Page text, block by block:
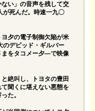
ない」の音声を残して交
が死んだ。時速一九〇
夕の電子制御欠陥が米
のデビッド・ギルバー
まをタコメー夕—で映像
絶叫し、トヨタの豊田
聞くに堪えない悪態を
た。